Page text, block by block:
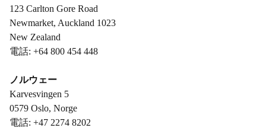
123 Carlton Gore Road
Newmarket, Auckland 1023
New Zealand
電話: +64 800 454 448
ノルウェー
Karvesvingen 5
0579 Oslo, Norge
電話: +47 2274 8202